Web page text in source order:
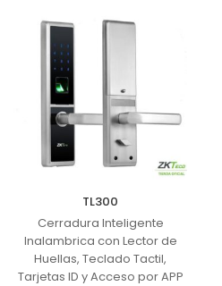
TL300
Cerradura Inteligente
Inalambrica con Lector de
Huellas, Teclado Tactil,
Tarjetas ID y Acceso por APP